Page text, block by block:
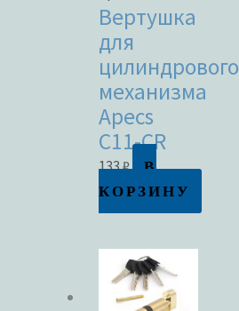
Вертушка
для
цилиндрового
механизма
Apecs
C11-CR
133₽
В
КОРЗИНУ